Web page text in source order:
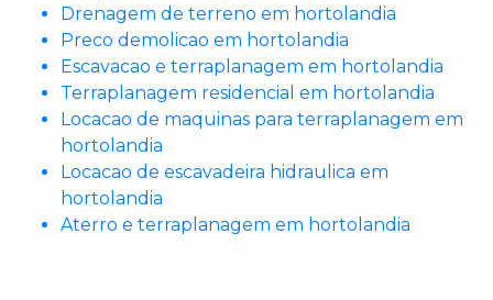
Drenagem de terreno em hortolandia
Preco demolicao em hortolandia
Escavacao e terraplanagem em hortolandia
Terraplanagem residencial em hortolandia
Locacao de maquinas para terraplanagem em
hortolandia
Locacao de escavadeira hidraulica em
hortolandia
Aterro e terraplanagem em hortolandia